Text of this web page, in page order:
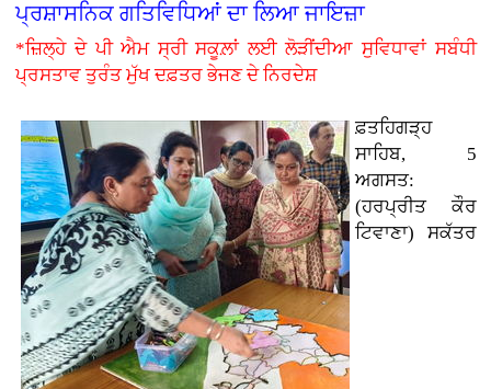
ਪ੍ਰਸ਼ਾਸਨਿਕ ਗਤਿਵਿਧਿਆਂ ਦਾ ਲਿਆ ਜਾਇਜ਼ਾ
*ਜ਼ਿਲ੍ਹੇ ਦੇ ਪੀ ਐਮ ਸ੍ਰੀ ਸਕੂਲ਼ਾਂ ਲਈ ਲੋੜੀਂਦੀਆ ਸੁਵਿਧਾਵਾਂ ਸਬੰਧੀ
ਪ੍ਰਸਤਾਵ ਤੁਰੰਤ ਮੁੱਖ ਦਫ਼ਤਰ ਭੇਜਣ ਦੇ ਨਿਰਦੇਸ਼
ਫ਼ਤਹਿਗੜ੍ਹ
ਸਾਹਿਬ, 5
ਅਗਸਤ:
(ਹਰਪ੍ਰੀਤ ਕੌਰ
ਟਿਵਾਣਾ)
ਸਕੱਤਰ